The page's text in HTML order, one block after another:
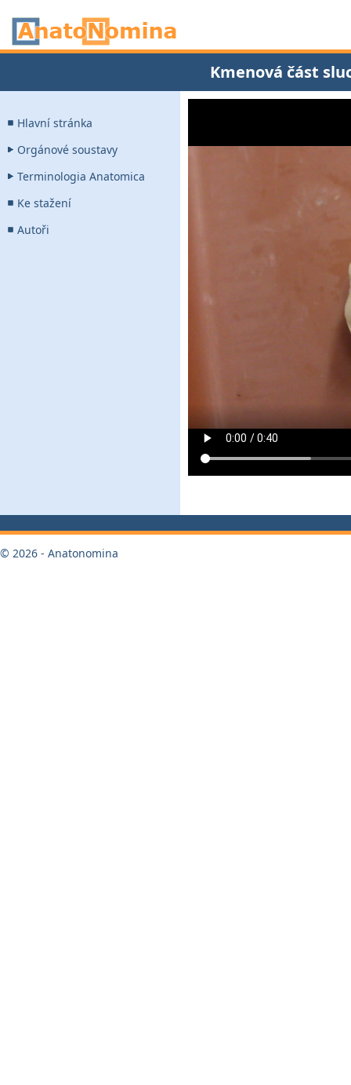
Kmenová část
Hlavní stránka
Orgánové soustavy
Terminologia Anatomica
Ke stažení
Autoři
© 2026 - Anatonomina